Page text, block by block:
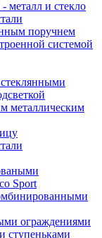
металл и стекло
поручнем
системой
металлическим
Sport
ограждениями
ступеньками